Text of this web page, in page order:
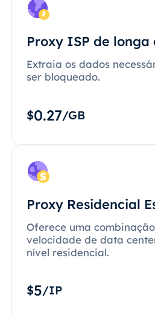
Proxy ISP de longa
Extraia os dados
ser bloqueado.
$0.27/GB
Proxy Residencial
Oferece uma
velocidade de data
nível residencial.
$5/IP